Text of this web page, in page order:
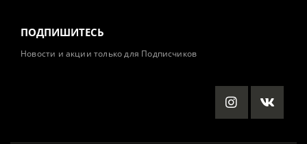
ПОДПИШИТЕСЬ
Новости и акции только для Подписчиков